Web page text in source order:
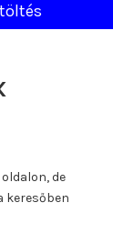
de
keresőben